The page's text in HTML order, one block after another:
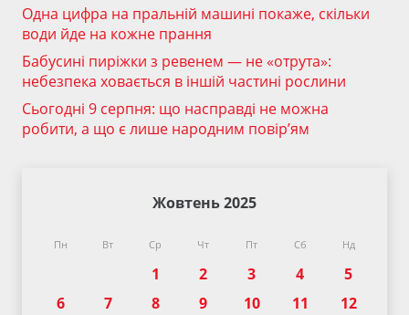
Одна цифра на пральній машині покаже, скільки
води йде на кожне прання
Бабусині пиріжки з ревенем — не «отрута»:
небезпека ховається в іншій частині рослини
Сьогодні 9 серпня: що насправді не можна
робити, а що є лише народним повір’ям
Жовтень 2025
Пн Вт Ср Чт Пт Сб Нд
1 2 3 4
5
6
7 8 9 10 11
12